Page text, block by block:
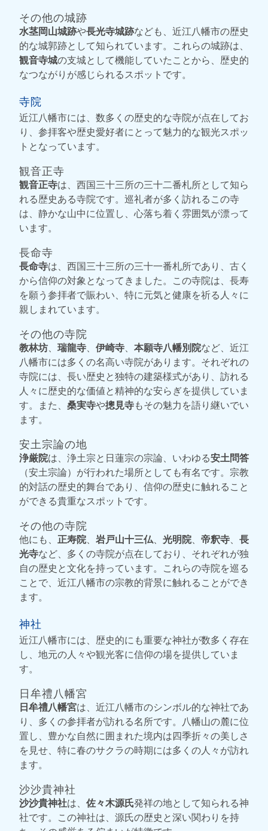
その他の城跡
水茎岡山城跡や長光寺城跡なども、近江八幡市の歴史
的な城郭跡として知られています。これらの城跡は、
観音寺城の支城として機能していたことから、歴史的
なつながりが感じられるスポットです。
寺院
近江八幡市には、数多くの歴史的な寺院が点在してお
り、参拝客や歴史愛好者にとって魅力的な観光スポッ
トとなっています。
観音正寺
観音正寺は、西国三十三所の三十二番札所として知ら
れる歴史ある寺院です。巡礼者が多く訪れるこの寺
は、静かな山中に位置し、心落ち着く雰囲気が漂って
います。
長命寺
長命寺は、西国三十三所の三十一番札所であり、古く
から信仰の対象となってきました。この寺院は、長寿
を願う参拝者で賑わい、特に元気と健康を祈る人々に
親しまれています。
その他の寺院
教林坊、 瑞龍寺、 伊崎寺、 本願寺八幡別院など、近江
八幡市には多くの名高い寺院があります。それぞれの
寺院には、長い歴史と独特の建築様式があり、訪れる
人々に歴史的な価値と精神的な安らぎを提供していま
す。また、 桑実寺や摠見寺もその魅力を語り継いでい
ます。
安土宗論の地
浄厳院は、浄土宗と日蓮宗の宗論、いわゆる安土問答
（安土宗論）が行われた場所としても有名です。宗教
的対話の歴史的舞台であり、信仰の歴史に触れること
ができる貴重なスポットです。
その他の寺院
他にも、 正寿院、 岩戸山十三仏、 光明院、 帝釈寺、 長
光寺など、多くの寺院が点在しており、それぞれが独
自の歴史と文化を持っています。これらの寺院を巡る
ことで、近江八幡市の宗教的背景に触れることができ
ます。
神社
近江八幡市には、歴史的にも重要な神社が数多く存在
し、地元の人々や観光客に信仰の場を提供していま
す。
日牟禮八幡宮
日牟禮八幡宮は、近江八幡市のシンボル的な神社であ
り、多くの参拝者が訪れる名所です。八幡山の麓に位
置し、豊かな自然に囲まれた境内は四季折々の美しさ
を見せ、特に春のサクラの時期には多くの人々が訪れ
ます。
沙沙貴神社
沙沙貴神社は、 佐々木源氏発祥の地として知られる神
社です。この神社は、源氏の歴史と深い関わりを持